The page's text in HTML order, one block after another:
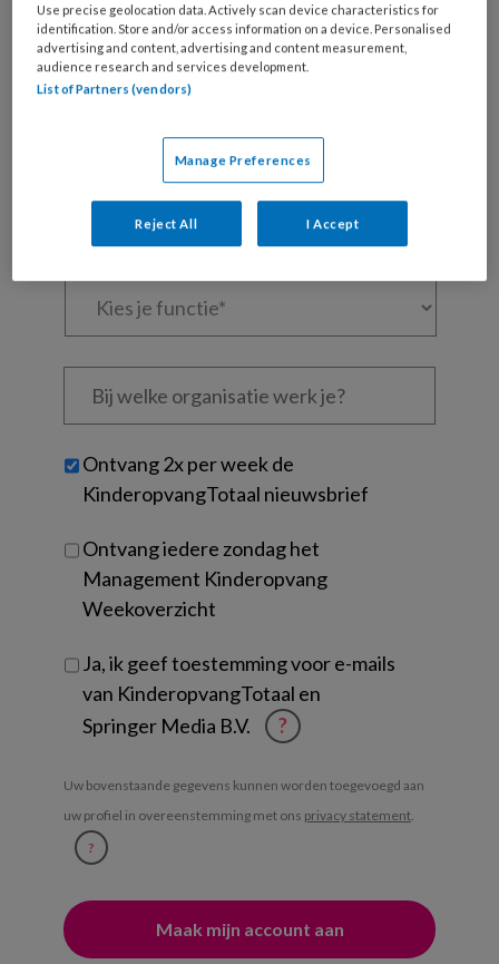
Al een account of abonnement?Log dan in
Wat
mailadres?
wachtwoord*
Kies
Bij
welke
je?
Untitled
Ontvang 2x per week de
KinderopvangTotaal nieuwsbrief
Ontvang iedere zondag het
Management Kinderopvang
Weekoverzicht
Ja, ik geef toestemming voor e-mails
van KinderopvangTotaal en
Springer Media B.V.
?
Uw bovenstaande gegevens kunnen worden toegevoegd aan
uw profiel in overeenstemming met ons privacy statement.
?
Use precise geolocation data. Actively scan device characteristics for
identification. Store and/or access information on a device. Personalised
advertising and content, advertising and content measurement,
audience research and services development.
List of Partners (vendors)
Manage Preferences
Reject All I Accept